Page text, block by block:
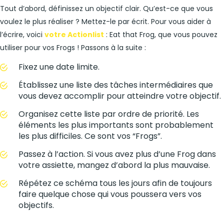
Tout d’abord, définissez un objectif clair. Qu’est-ce que vous
voulez le plus réaliser ? Mettez-le par écrit. Pour vous aider à
l’écrire, voici votre Actionlist : Eat that Frog, que vous pouvez
utiliser pour vos Frogs ! Passons à la suite :
Fixez une date limite.
Établissez une liste des tâches intermédiaires que
vous devez accomplir pour atteindre votre objectif.
Organisez cette liste par ordre de priorité. Les
éléments les plus importants sont probablement
les plus difficiles. Ce sont vos “Frogs”.
Passez à l’action. Si vous avez plus d’une Frog dans
votre assiette, mangez d’abord la plus mauvaise.
Répétez ce schéma tous les jours afin de toujours
faire quelque chose qui vous poussera vers vos
objectifs.